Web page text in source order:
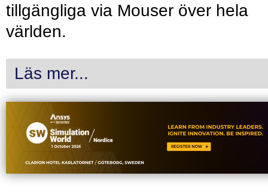
tillgängliga via Mouser över hela
världen.
Läs mer...